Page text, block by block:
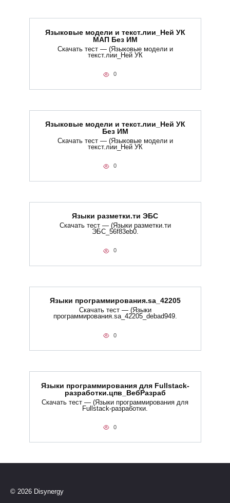
Языковые модели и текст.лии_Ней УК
МАП Без ИМ
Скачать тест — (Языковые модели и
текст.лии_Ней УК
0
Языковые модели и текст.лии_Ней УК
Без ИМ
Скачать тест — (Языковые модели и
текст.лии_Ней УК
0
Языки разметки.ти​ ЭБС
Скачать тест — (Языки разметки.ти​
ЭБС_56f83eb0.
0
Языки программирования.sa_42205
Скачать тест — (Языки
программирования.sa_42205_debad949.
0
Языки программирования для Fullstack-
разработки.цпв_ВебРазраб
Скачать тест — (Языки программирования для
Fullstack-разработки.
0
© 2026 Disynergy